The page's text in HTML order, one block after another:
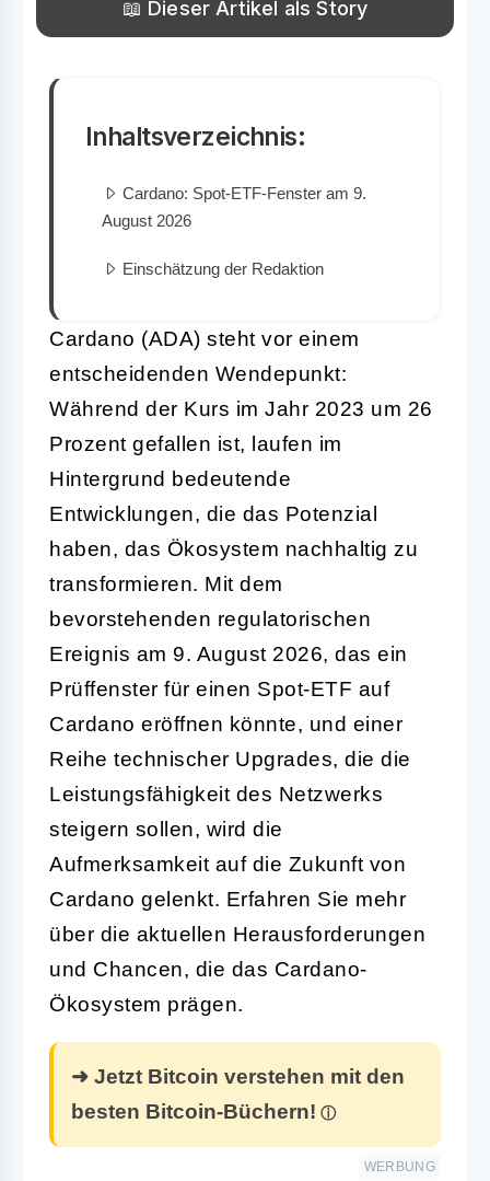
📖 Dieser Artikel als Story
Inhaltsverzeichnis:
Cardano: Spot-ETF-Fenster am 9.
August 2026
Einschätzung der Redaktion
Cardano (ADA) steht vor einem
entscheidenden Wendepunkt:
Während der Kurs im Jahr 2023 um 26
Prozent gefallen ist, laufen im
Hintergrund bedeutende
Entwicklungen, die das Potenzial
haben, das Ökosystem nachhaltig zu
transformieren. Mit dem
bevorstehenden regulatorischen
Ereignis am 9. August 2026, das ein
Prüffenster für einen Spot-ETF auf
Cardano eröffnen könnte, und einer
Reihe technischer Upgrades, die die
Leistungsfähigkeit des Netzwerks
steigern sollen, wird die
Aufmerksamkeit auf die Zukunft von
Cardano gelenkt. Erfahren Sie mehr
über die aktuellen Herausforderungen
und Chancen, die das Cardano-
Ökosystem prägen.
➜ Jetzt Bitcoin verstehen mit den
besten Bitcoin-Büchern!
WERBUNG